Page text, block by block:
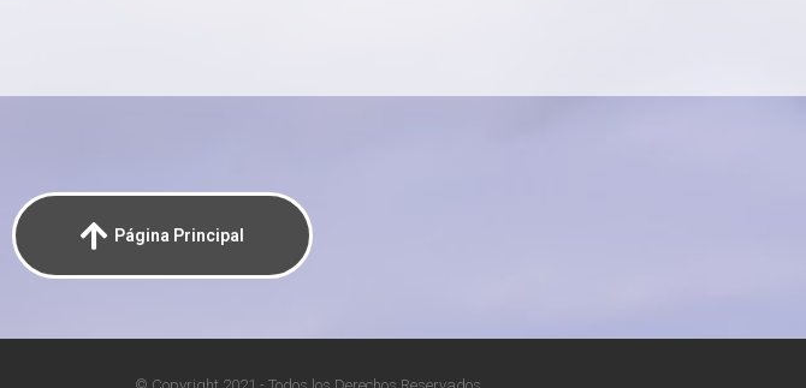
Página Principal